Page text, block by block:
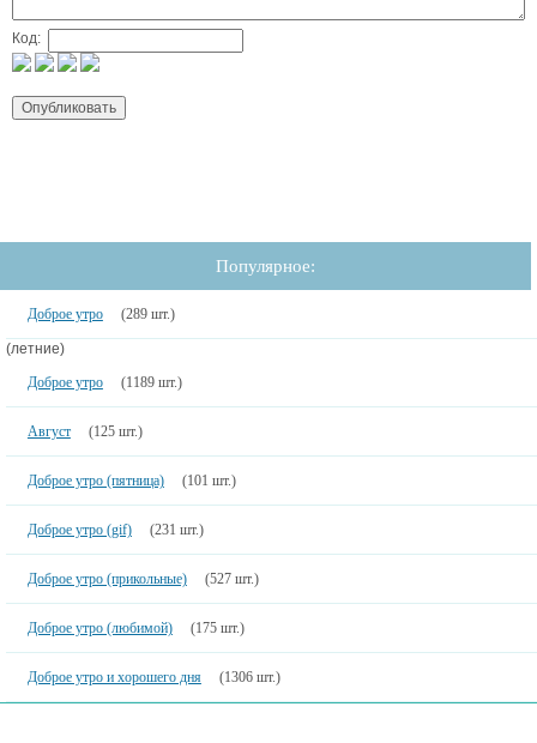
Код:
Популярное:
Доброе утро (289 шт.)
(летние)
Доброе утро
(1189 шт.)
Август (125 шт.)
Доброе утро (пятница) (101 шт.)
Доброе утро (gif) (231 шт.)
Доброе утро (прикольные) (527 шт.)
Доброе утро (любимой) (175 шт.)
Доброе утро и хорошего дня (1306 шт.)